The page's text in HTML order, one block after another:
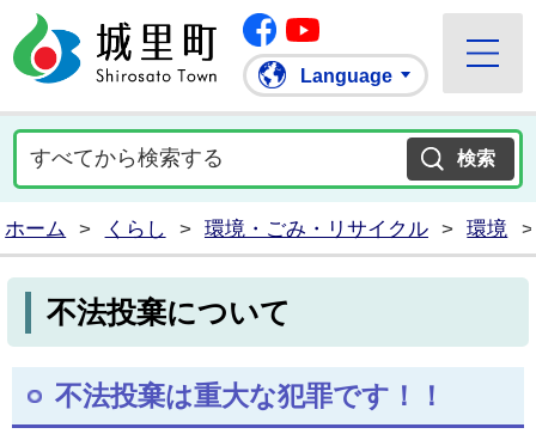
城里町ホームページ
Facebook
Language
ホーム > くらし > 環境・ごみ・リサイクル > 環境 >
不法投棄について
不法投棄は重大な犯罪です！！